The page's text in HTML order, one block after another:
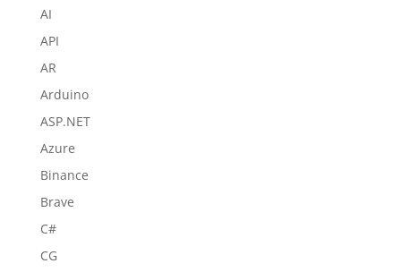
AI
API
AR
Arduino
ASP.NET
Azure
Binance
Brave
C#
CG